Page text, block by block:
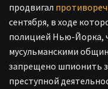
продвигал
сентября, в ходе
полицией Нью-Йорка,
мусульманскими
запрещено шпионить
преступной